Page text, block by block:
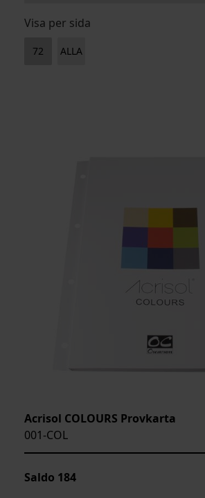
Visa per sida
72 ALLA
Acrisol COLOURS Provkarta
001-COL
Saldo 184